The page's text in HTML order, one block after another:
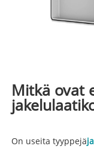
Mitkä ovat
On useita tyyppejä